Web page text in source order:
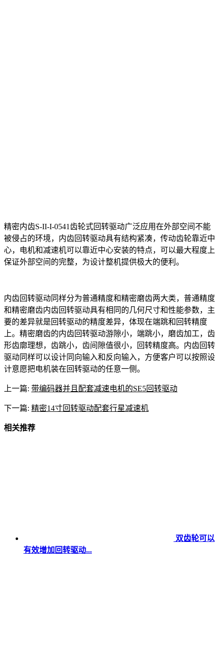
精密内齿S-II-I-0541齿轮式回转驱动广泛应用在外部空间不能
被侵占的环境，内齿回转驱动具有结构紧凑，传动齿轮靠近中
心，电机和减速机可以靠近中心安装的特点，可以最大程度上
保证外部空间的完整，为设计整机提供极大的便利。
内齿回转驱动同样分为普通精度和精密磨齿两大类，普通精度
和精密磨齿内齿回转驱动具有相同的几何尺寸和性能参数，主
要的差异就是回转驱动的精度差异，体现在端跳和回转精度
上。精密磨齿的内齿回转驱动游隙小，端跳小，磨齿加工，齿
形齿廓理想，齿跳小，齿间隙值很小，回转精度高。内齿回转
驱动同样可以设计同向输入和反向输入，方便客户可以按照设
计意愿把电机装在回转驱动的任意一侧。
上一篇: 带编码器并且配套减速电机的SE5回转驱动
下一篇: 精密14寸回转驱动配套行星减速机
相关推荐
双齿轮可以
有效增加回转驱动...